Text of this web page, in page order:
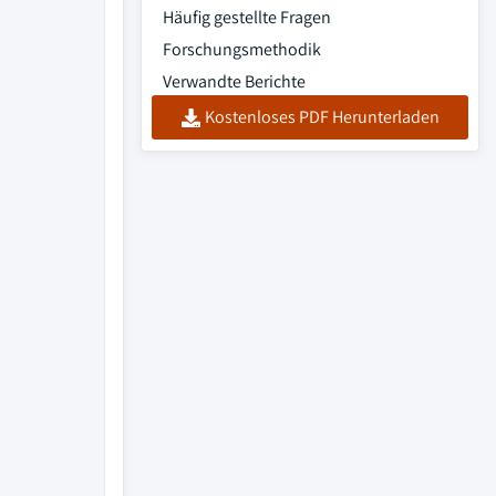
Häufig gestellte Fragen
Forschungsmethodik
Verwandte Berichte
Kostenloses PDF Herunterladen